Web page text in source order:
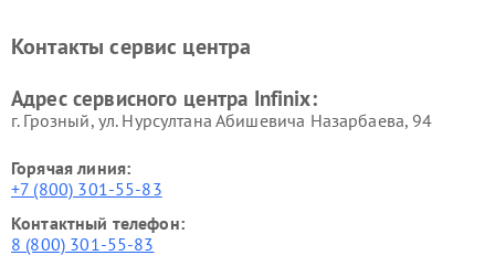
Контакты сервис центра
Адрес сервисного центра Infinix:
г. Грозный, ул. Нурсултана Абишевича Назарбаева, 94
Горячая линия:
+7 (800) 301-55-83
Контактный телефон:
8 (800) 301-55-83